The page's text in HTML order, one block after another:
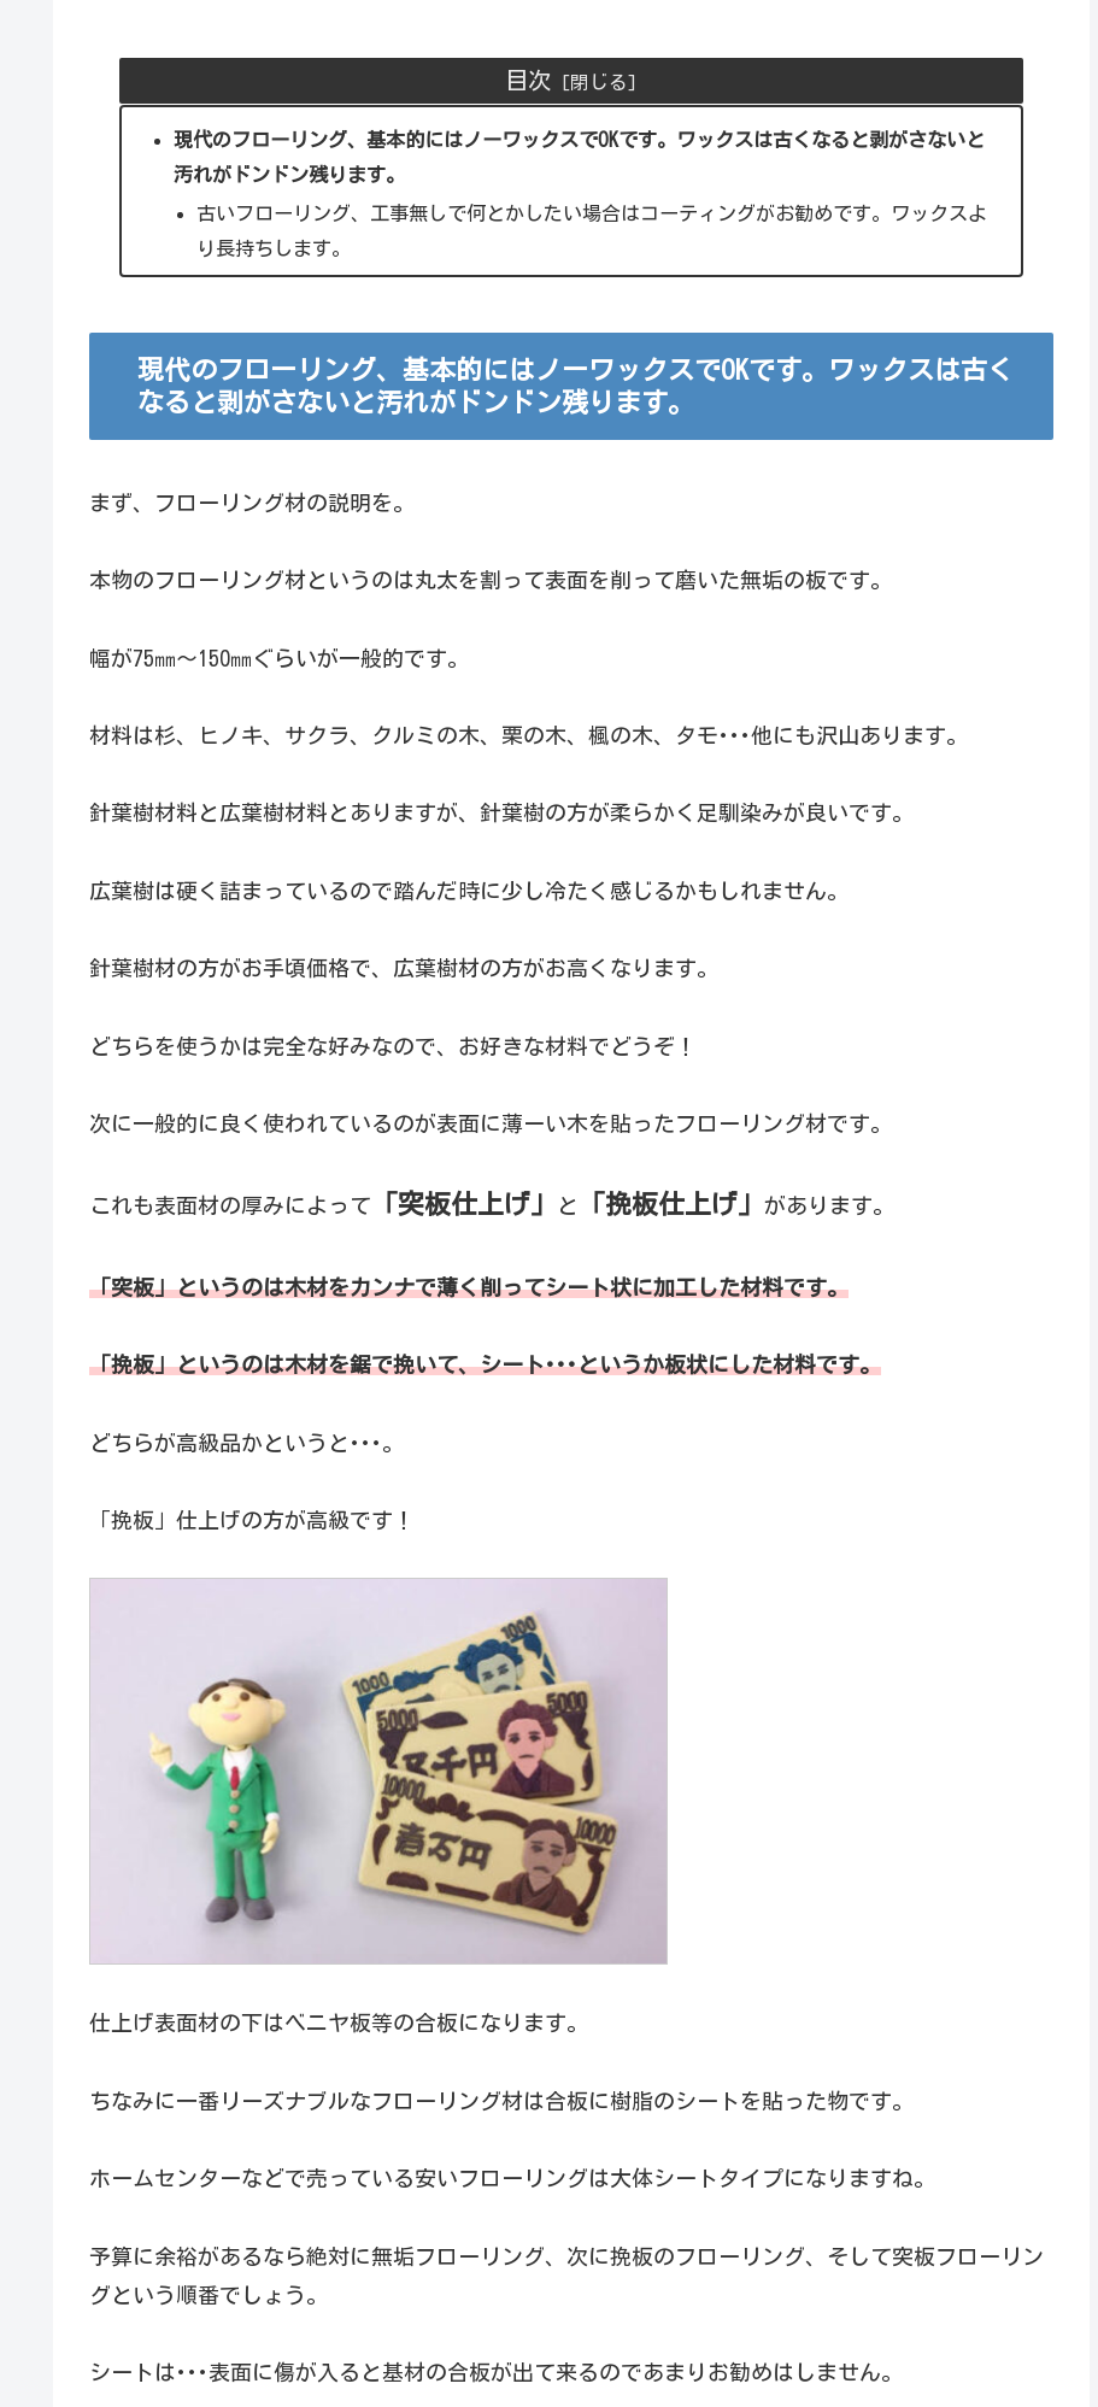
目次
現代のフローリング、基本的にはノーワックスでOKです。ワックスは古くなると剥がさないと
汚れがドンドン残ります。
古いフローリング、工事無しで何とかしたい場合はコーティングがお勧めです。ワックスよ
り長持ちします。
現代のフローリング、基本的にはノーワックスでOKです。ワックスは古く
なると剥がさないと汚れがドンドン残ります。
まず、フローリング材の説明を。
本物のフローリング材というのは丸太を割って表面を削って磨いた無垢の板です。
幅が75㎜～150㎜ぐらいが一般的です。
材料は杉、ヒノキ、サクラ、クルミの木、栗の木、楓の木、タモ･･･他にも沢山あります。
針葉樹材料と広葉樹材料とありますが、針葉樹の方が柔らかく足馴染みが良いです。
広葉樹は硬く詰まっているので踏んだ時に少し冷たく感じるかもしれません。
針葉樹材の方がお手頃価格で、広葉樹材の方がお高くなります。
どちらを使うかは完全な好みなので、お好きな材料でどうぞ！
次に一般的に良く使われているのが表面に薄ーい木を貼ったフローリング材です。
これも表面材の厚みによって 「突板仕上げ」 と 「挽板仕上げ」 があります。
「突板」というのは木材をカンナで薄く削ってシート状に加工した材料です。
「挽板」というのは木材を鋸で挽いて、シート･･･というか板状にした材料です。
どちらが高級品かというと･･･。
「挽板」仕上げの方が高級です！
仕上げ表面材の下はベニヤ板等の合板になります。
ちなみに一番リーズナブルなフローリング材は合板に樹脂のシートを貼った物です。
ホームセンターなどで売っている安いフローリングは大体シートタイプになりますね。
予算に余裕があるなら絶対に無垢フローリング、次に挽板のフローリング、そして突板フローリン
グという順番でしょう。
シートは･･･表面に傷が入ると基材の合板が出て来るのであまりお勧めはしません。